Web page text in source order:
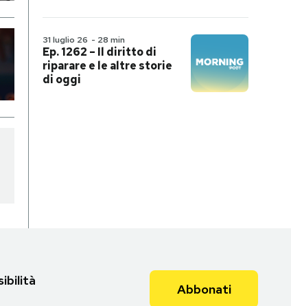
31 luglio 26 - 28 min
Ep. 1262 – Il diritto di
riparare e le altre storie
di oggi
Abbonati